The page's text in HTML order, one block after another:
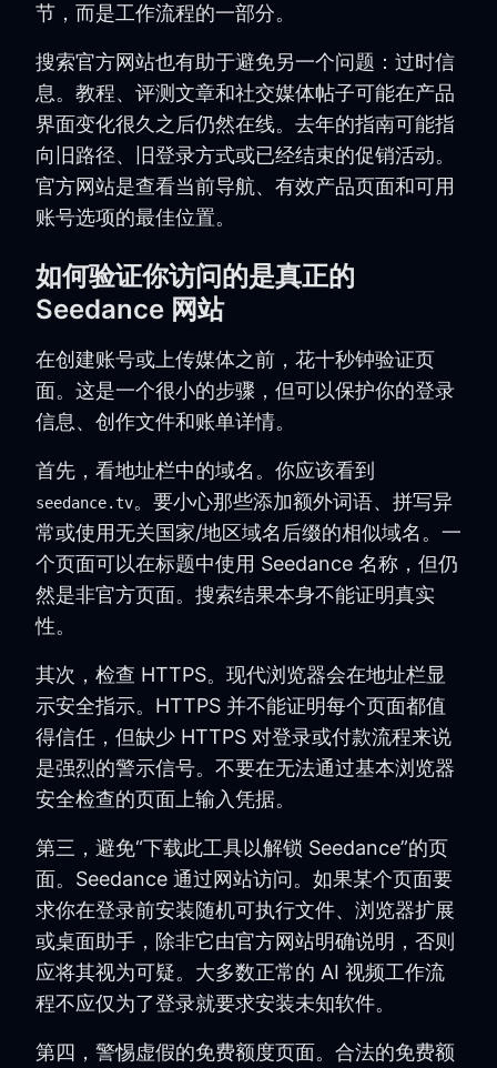
节，而是工作流程的一部分。
搜索官方网站也有助于避免另一个问题：过时信
息。教程、评测文章和社交媒体帖子可能在产品
界面变化很久之后仍然在线。去年的指南可能指
向旧路径、旧登录方式或已经结束的促销活动。
官方网站是查看当前导航、有效产品页面和可用
账号选项的最佳位置。
如何验证你访问的是真正的
Seedance 网站
在创建账号或上传媒体之前，花十秒钟验证页
面。这是一个很小的步骤，但可以保护你的登录
信息、创作文件和账单详情。
首先，看地址栏中的域名。你应该看到
seedance.tv。要小心那些添加额外词语、拼写异
常或使用无关国家/地区域名后缀的相似域名。一
个页面可以在标题中使用 Seedance 名称，但仍
然是非官方页面。搜索结果本身不能证明真实
性。
其次，检查 HTTPS。现代浏览器会在地址栏显
示安全指示。HTTPS 并不能证明每个页面都值
得信任，但缺少 HTTPS 对登录或付款流程来说
是强烈的警示信号。不要在无法通过基本浏览器
安全检查的页面上输入凭据。
第三，避免“下载此工具以解锁 Seedance”的页
面。Seedance 通过网站访问。如果某个页面要
求你在登录前安装随机可执行文件、浏览器扩展
或桌面助手，除非它由官方网站明确说明，否则
应将其视为可疑。大多数正常的 AI 视频工作流
程不应仅为了登录就要求安装未知软件。
第四，警惕虚假的免费额度页面。合法的免费额